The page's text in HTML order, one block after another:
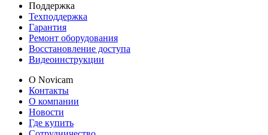
Поддержка
Техподдержка
Гарантия
Ремонт оборудования
Восстановление доступа
Видеоинструкции
О Novicam
Контакты
О компании
Новости
Где купить